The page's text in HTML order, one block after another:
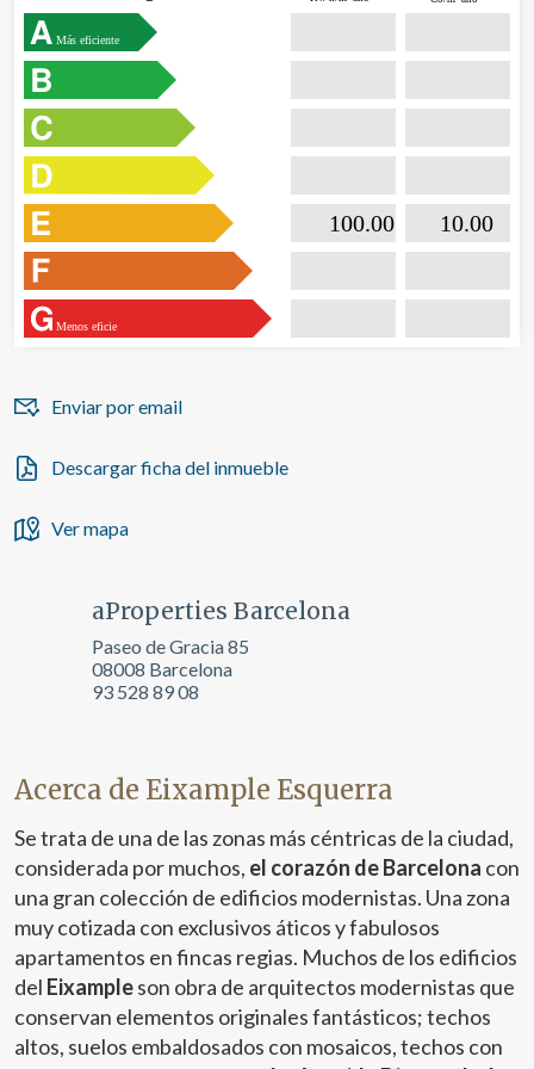
Más eficiente
Menos eficie
100.00
Enviar por email
Descargar ficha del inmueble
Ver mapa
aProperties Barcelona
Paseo de Gracia 85
08008 Barcelona
93 528 89 08
Acerca de Eixample Esquerra
Se trata de una de las zonas más céntricas de la ciudad,
considerada por muchos, el corazón de Barcelona con
una gran colección de edificios modernistas. Una zona
muy cotizada con exclusivos áticos y fabulosos
apartamentos en fincas regias. Muchos de los edificios
del Eixampleson obra de arquitectos modernistas que
conservan elementos originales fantásticos; techos
altos, suelos embaldosados con mosaicos, techos con